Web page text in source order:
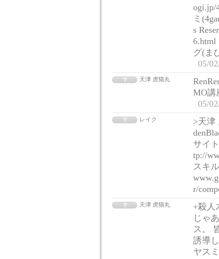
ogi.jp/
ミ
s
6.html
グ(ま
05/
天津 虎猫丸
MO講
05/
レイク
>天津
サイ
tp://
スキ
r/
天津 虎猫丸
+殺人
じゃ
ス。
誘導
ヤス